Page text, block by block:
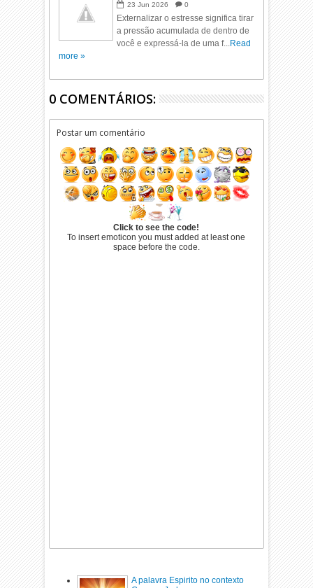
23 Jun 2026 0
Externalizar o estresse significa tirar
a pressão acumulada de dentro de
você e expressá-la de uma f...Read
more »
0 COMENTÁRIOS:
Postar um comentário
Click to see the code!
To insert emoticon you must added at least one
space before the code.
A palavra Espirito no contexto